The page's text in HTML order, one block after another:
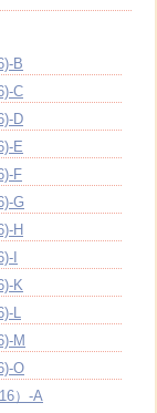
B
C
D
E
F
G
H
I
K
L
M
O
）-A